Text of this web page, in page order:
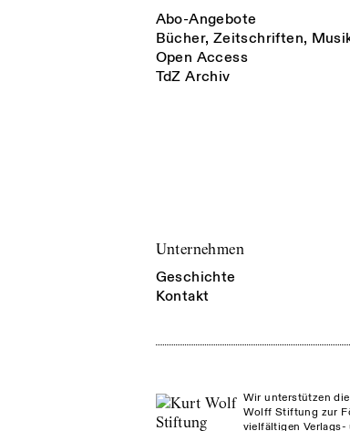
Abo-Angebote
Bücher, Zeitschriften,
Open Access
TdZ Archiv
Unternehmen
Geschichte
Kontakt
Wir unterstützen
Wolff Stiftung zur
vielfältigen